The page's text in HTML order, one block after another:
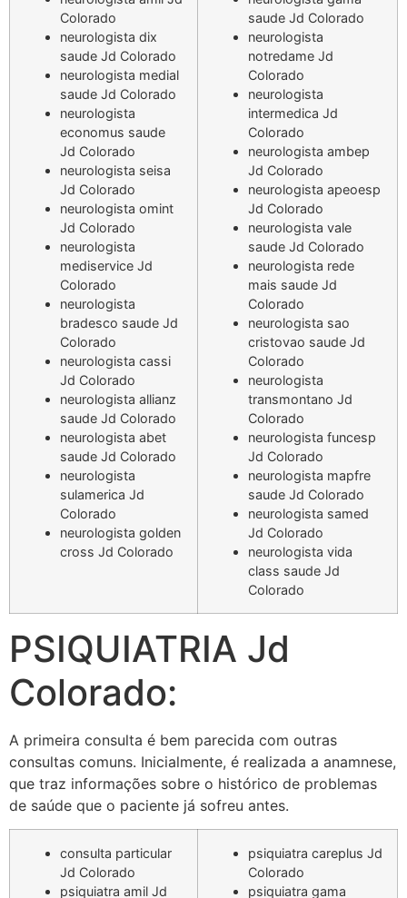
Colorado
neurologista dix
saude Jd Colorado
neurologista medial
saude Jd Colorado
neurologista
economus saude
Jd Colorado
neurologista seisa
Jd Colorado
neurologista omint
Jd Colorado
neurologista
mediservice Jd
Colorado
neurologista
bradesco saude Jd
Colorado
neurologista cassi
Jd Colorado
neurologista allianz
saude Jd Colorado
neurologista abet
saude Jd Colorado
neurologista
sulamerica Jd
Colorado
neurologista golden
cross Jd Colorado
saude Jd Colorado
neurologista
notredame Jd
Colorado
neurologista
intermedica Jd
Colorado
neurologista ambep
Jd Colorado
neurologista apeoesp
Jd Colorado
neurologista vale
saude Jd Colorado
neurologista rede
mais saude Jd
Colorado
neurologista sao
cristovao saude Jd
Colorado
neurologista
transmontano Jd
Colorado
neurologista funcesp
Jd Colorado
neurologista mapfre
saude Jd Colorado
neurologista samed
Jd Colorado
neurologista vida
class saude Jd
Colorado
PSIQUIATRIA Jd
Colorado:
A primeira consulta é bem parecida com outras
consultas comuns. Inicialmente, é realizada a anamnese,
que traz informações sobre o histórico de problemas
de saúde que o paciente já sofreu antes.
consulta particular
Jd Colorado
psiquiatra amil Jd
psiquiatra careplus Jd
Colorado
psiquiatra gama